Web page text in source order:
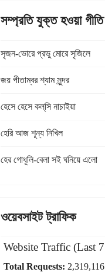
সম্প্রতি যুক্ত হওয়া গীতি
সৃজন-ভোরে প্রভু মোরে সৃজিলে
জয় পীতাম্বর শ্যাম সুন্দর
হেসে হেসে কল্‌সি নাচাইয়া
হেরি আজ শূন্য নিখিল
হের গোধূলি-বেলা সই ঘনিয়ে এলো
ওয়েবসাইট ট্রাফিক
Website Traffic (Last
Total Requests: 2,319,116